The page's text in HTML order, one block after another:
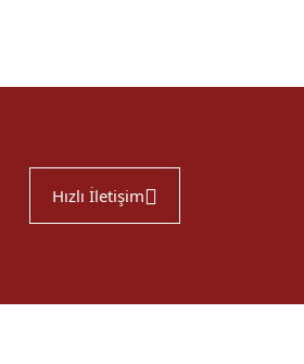
Hızlı İletişim